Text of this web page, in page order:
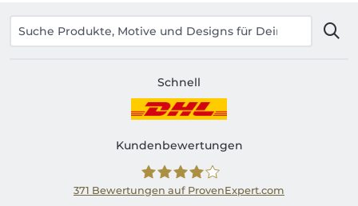
Schnell
Kundenbewertungen
371 Bewertungen auf ProvenExpert.com